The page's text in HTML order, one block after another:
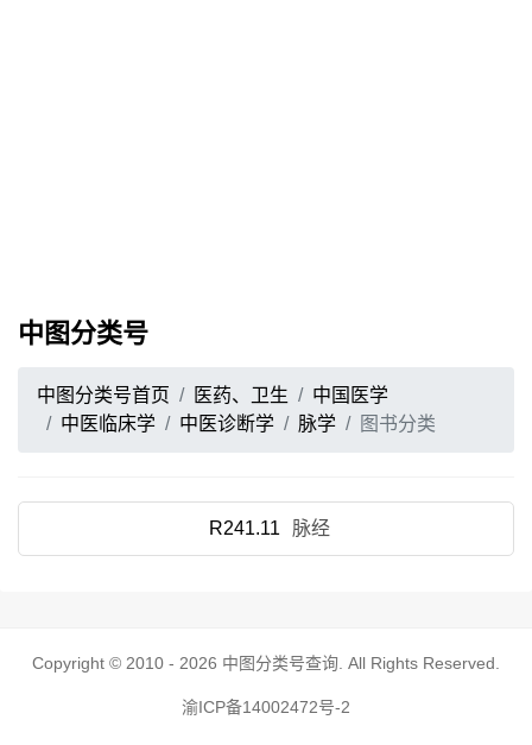
中图分类号
中图分类号首页 医药、卫生
中国医学
中医临床学
中医诊断学 脉学 图书分类
R241.11 脉经
Copyright © 2010 - 2026 中图分类号查询 . All Rights Reserved.
渝ICP备14002472号-2